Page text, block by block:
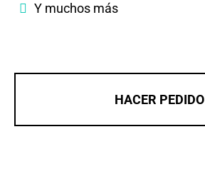
Y muchos más
HACER PEDIDO